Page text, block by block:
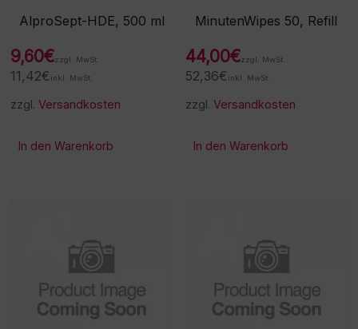
AlproSept-HDE, 500 ml
9,60€zzgl. MwSt.
11,42€ inkl. MwSt.
zzgl.Versandkosten
In den Warenkorb
MinutenWipes 50, Refill
44,00€zzgl. MwSt.
52,36€ inkl. MwSt.
zzgl.Versandkosten
In den Warenkorb